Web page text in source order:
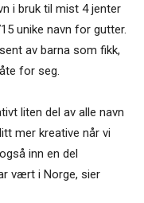
i bruk til mist 4 jenter
unike navn for gutter.
av barna som fikk,
for seg.
liten del av alle navn
mer kreative når vi
inn en del
vært i Norge, sier